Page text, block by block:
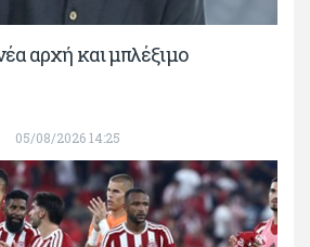
αρχή και μπλέξιμο
05/08/2026 14:25